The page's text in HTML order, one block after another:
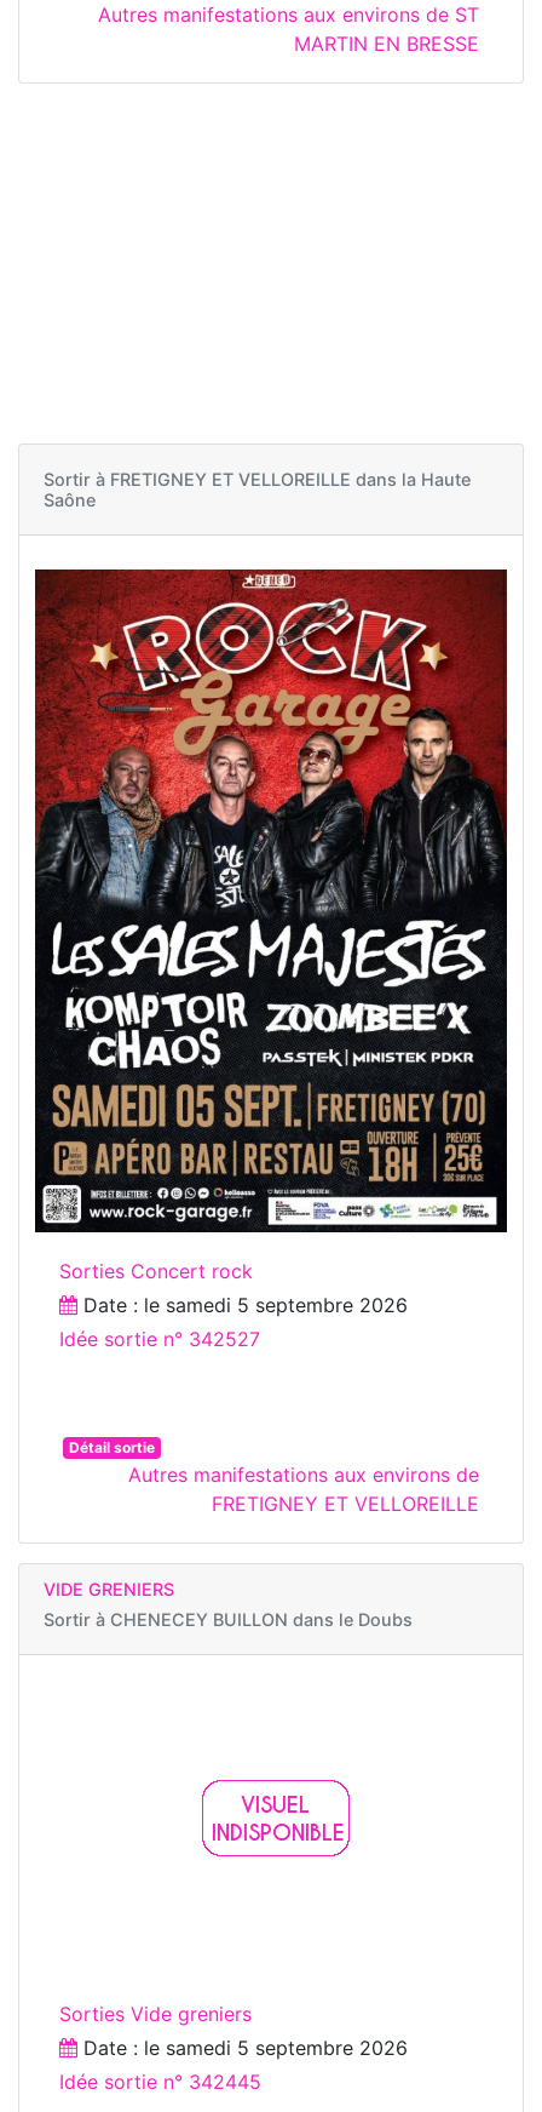
Autres manifestations aux environs de ST
MARTIN EN BRESSE
Sortir à FRETIGNEY ET VELLOREILLE dans la Haute
Saône
Sorties Concert rock
Date : le samedi 5 septembre 2026
Idée sortie n° 342527
Détail sortie
Autres manifestations aux environs de
FRETIGNEY ET VELLOREILLE
VIDE GRENIERS
Sortir à CHENECEY BUILLON dans le Doubs
Sorties Vide greniers
Date : le samedi 5 septembre 2026
Idée sortie n° 342445